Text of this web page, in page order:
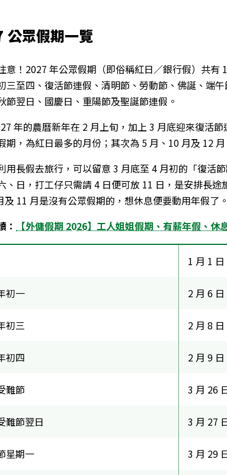
公眾假期一覽
意！2027 年公眾假期（即俗稱紅日／銀行假）共有
三至四、復活節連假、清明節、勞動節、佛誕、端
節翌日、國慶日、重陽節及聖誕節連假。
年的農曆新年在 2 月上旬，加上 3 月底迎來復活
期，為紅日最多的月份；其次為 5 月、10 月及 12
用長假去旅行，可以留意 3 月底至 4 月初的「復活
、日，打工仔只需請 4 日便可放 11 日，是安排長
及 11 月是沒有公眾假期的，想休息便要動用年假了。
：
【外傭假期 2026】工人姐姐假期、有薪年假、休
1 月 1 日
初一 2 月 6 日
初三 2 月 8 日
初四 2 月 9 日
難節 3 月 26
難節翌日 3 月 27
星期一 3 月 29